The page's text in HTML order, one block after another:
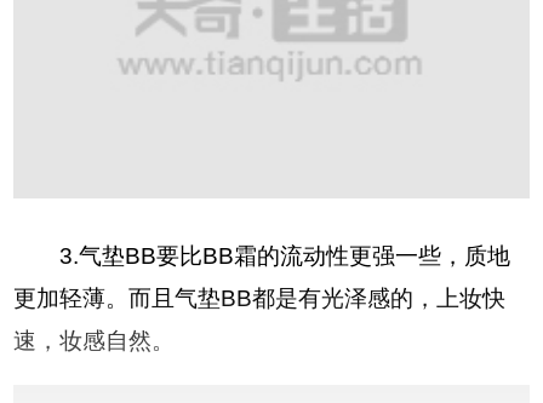
3.气垫BB要比BB霜的流动性更强一些，质地
更加轻薄。而且气垫BB都是有光泽感的，上妆快
速，妆感自然。